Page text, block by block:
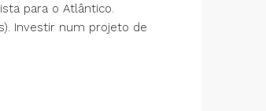
para o Atlântico.
Investir num projeto de